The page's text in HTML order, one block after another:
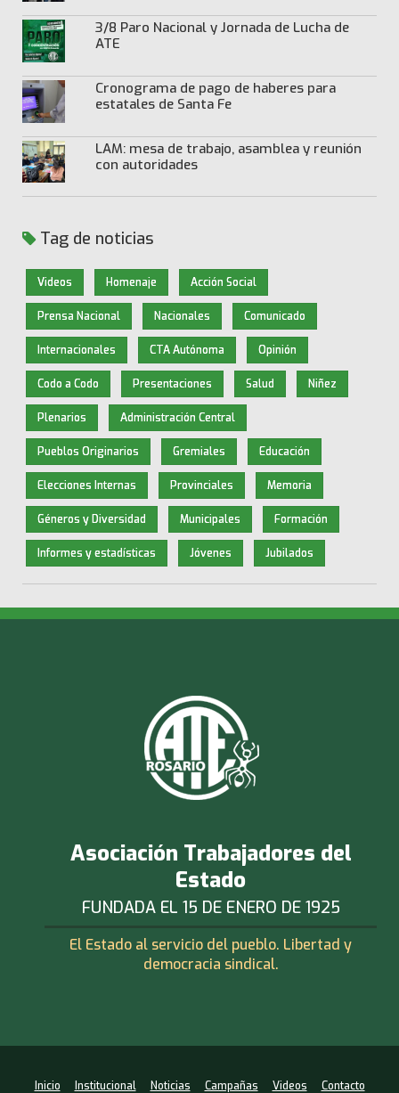
3/8 Paro Nacional y Jornada de Lucha de
ATE
Cronograma de pago de haberes para
estatales de Santa Fe
LAM: mesa de trabajo, asamblea y reunión
con autoridades
Tag de noticias
Videos Homenaje Acción Social
Prensa Nacional Nacionales Comunicado
Internacionales CTA Autónoma Opinión
Codo a Codo Presentaciones Salud Niñez
Plenarios Administración Central
Pueblos Originarios Gremiales Educación
Elecciones Internas Provinciales Memoria
Géneros y Diversidad Municipales Formación
Informes y estadísticas Jóvenes Jubilados
Asociación Trabajadores del
Estado
FUNDADA EL 15 DE ENERO DE 1925
El Estado al servicio del pueblo. Libertad y
democracia sindical.
Inicio Institucional Noticias Campañas Videos Contacto